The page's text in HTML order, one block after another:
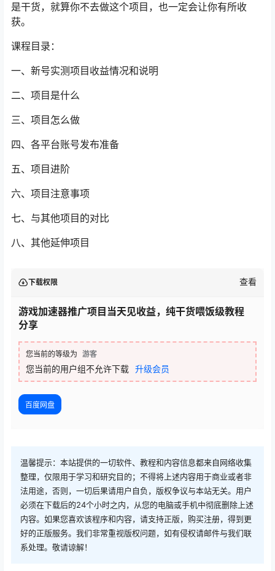
是干货，就算你不去做这个项目，也一定会让你有所收
获。
课程目录：
一、新号实测项目收益情况和说明
二、项目是什么
三、项目怎么做
四、各平台账号发布准备
五、项目进阶
六、项目注意事项
七、与其他项目的对比
八、其他延伸项目
下载权限 查看
游戏加速器推广项目当天见收益，纯干货喂饭级教程
分享
您当前的等级为 游客
您当前的用户组不允许下载 升级会员
百度网盘
温馨提示：本站提供的一切软件、教程和内容信息都来自网络收集
整理，仅限用于学习和研究目的；不得将上述内容用于商业或者非
法用途，否则，一切后果请用户自负，版权争议与本站无关。用户
必须在下载后的24个小时之内，从您的电脑或手机中彻底删除上述
内容。如果您喜欢该程序和内容，请支持正版，购买注册，得到更
好的正版服务。我们非常重视版权问题，如有侵权请邮件与我们联
系处理。敬请谅解！